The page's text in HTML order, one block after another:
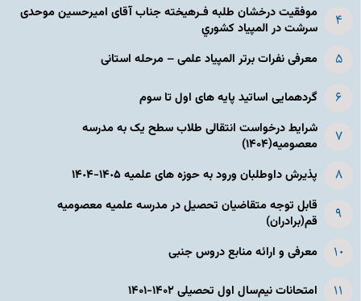
موفقیت درخشان طلبه فـرهیخته جناب آقای امیرحسین موحدی
سرشت در المپياد كشوري
معرفی نفرات برتر المپیاد علمی – مرحله استانی
گردهمایی اساتید پایه های اول تا سوم
شرایط درخواست انتقالی طلاب سطح یک به مدرسه
معصومیه(۱۴۰۴)
پذیرش داوطلبان ورود به حوزه های علمیه ١۴٠۵-١۴٠۴
قابل توجه متقاضیان تحصیل در مدرسه علمیه معصومیه
قم(برادران)
معرفی و ارائه منابع دروس جنبی
امتحانات نیم‌سال اول تحصیلی ۱۴۰۲-۱۴۰۱